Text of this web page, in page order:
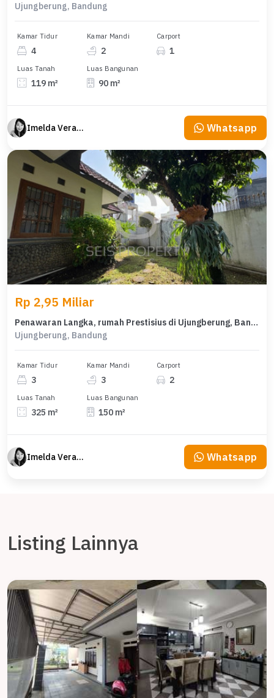
Ujungberung, Bandung
Kamar Tidur
4
Kamar Mandi
2
Carport
1
Luas Tanah
119 m²
Luas Bangunan
90 m²
Imelda Veranika Whatsapp
Rp 2,95 Miliar
Penawaran Langka, rumah Prestisius di Ujungberung, Bandung, LB 150m²
Ujungberung, Bandung
Kamar Tidur
3
Kamar Mandi
3
Carport
2
Luas Tanah
325 m²
Luas Bangunan
150 m²
Imelda Veranika Whatsapp
Listing Lainnya